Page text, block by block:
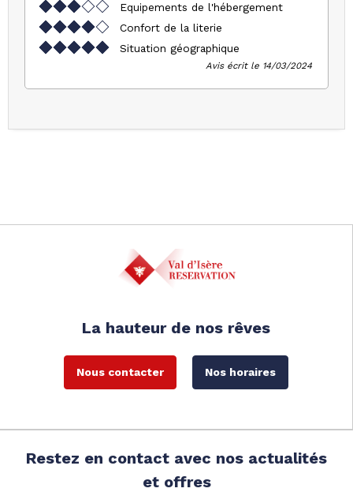
Equipements de l'hébergement
Confort de la literie
Situation géographique
Avis écrit le 14/03/2024
La hauteur de nos rêves
Nous contacter Nos horaires
Restez en contact avec nos actualités
et offres